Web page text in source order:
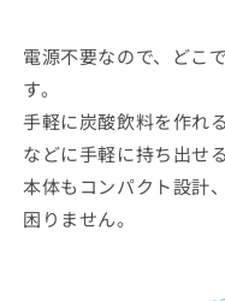
電源不要なので、どこ
す。
手軽に炭酸飲料を作れ
などに手軽に持ち出せ
本体もコンパクト設計
困りません。